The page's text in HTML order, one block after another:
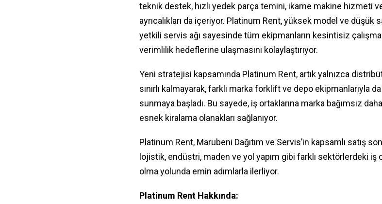
teknik destek, hızlı yedek parça temini, ikame makine hizmeti
ayrıcalıkları da içeriyor. Platinum Rent, yüksek model ve düşük
yetkili servis ağı sayesinde tüm ekipmanların kesintisiz
verimlilik hedeflerine ulaşmasını kolaylaştırıyor.
Yeni stratejisi kapsamında Platinum Rent, artık yalnızca
sınırlı kalmayarak, farklı marka forklift ve depo ekipmanlarıyla
sunmaya başladı. Bu sayede, iş ortaklarına marka bağımsız
esnek kiralama olanakları sağlanıyor.
Platinum Rent, Marubeni Dağıtım ve Servis’in kapsamlı satış
lojistik, endüstri, maden ve yol yapım gibi farklı sektörlerdeki iş
olma yolunda emin adımlarla ilerliyor.
Platinum Rent Hakkında: